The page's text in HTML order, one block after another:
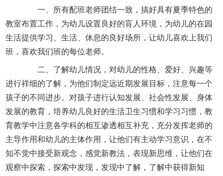
一、所有配班老师团结一致，搞好具有夏季特色的
教室布置工作，为幼儿设置良好的肓人环境，为幼儿的在园
生活提供学习、生活、休息的良好场所，让幼儿喜欢上我们
班，喜欢我们班的每位老师。
二、了解幼儿情况，对幼儿的性格、爱好、兴趣等
进行祥细的了解，为他们制定远近期发展目标，注意每一个
孩子的不同进步。对孩子进行认知发展、社会性发展、身体
发展的教育，培养幼儿良好的生活卫生习惯和学习习惯，教
育教学中注意各学科的相互渗透相互补充，充分发挥老师的
主导作用和幼儿的主体作用，让他们有主动学习意识，在不
知不觉中接受新观念，感觉新教法，表现新思维，让他们在
观察中探索，探索中发现，发现中了解，了解中获得新知